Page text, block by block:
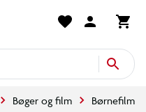
Bøger og film Børnefilm